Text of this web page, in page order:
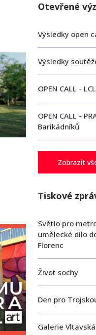
Otevřené
Výsledky open
Výsledky
OPEN CALL - LCL
OPEN CALL -
Barikádníků
Zobrazit
Tiskové
Světlo pro
umělecké dílo
Florenc
Život sochy
Den pro
Galerie